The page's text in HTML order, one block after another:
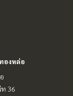
องหล่อ
ท 36